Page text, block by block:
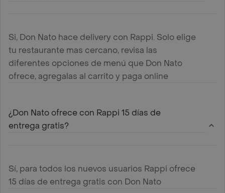
Si, Don Nato hace delivery con Rappi. Solo elige
tu restaurante mas cercano, revisa las
diferentes opciones de menú que Don Nato
ofrece, agregalas al carrito y paga online
¿Don Nato ofrece con Rappi 15 días de
entrega gratis?
Sí, para todos los nuevos usuarios Rappi ofrece
15 días de entrega gratis con Don Nato